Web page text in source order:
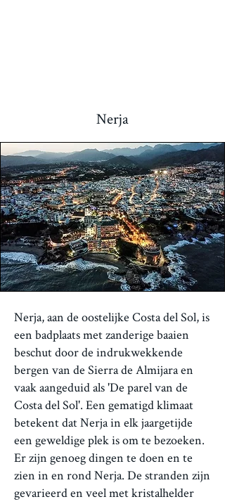
Nerja
Nerja, aan de oostelijke Costa del Sol, is
een badplaats met zanderige baaien
beschut door de indrukwekkende
bergen van de Sierra de Almijara en
vaak aangeduid als 'De parel van de
Costa del Sol'. Een gematigd klimaat
betekent dat Nerja in elk jaargetijde
een geweldige plek is om te bezoeken.
Er zijn genoeg dingen te doen en te
zien in en rond Nerja. De stranden zijn
gevarieerd en veel met kristalhelder